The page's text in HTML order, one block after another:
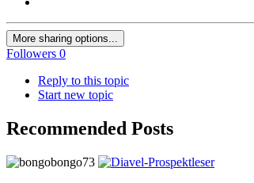
More sharing options...
Followers 0
Reply to this topic
Start new topic
Recommended Posts